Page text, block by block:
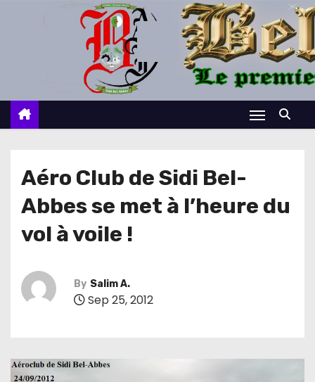
c
Aéro Club de Sidi Bel-
Abbes se met à l’heure du
vol à voile !
By Salim A.
Sep 25, 2012